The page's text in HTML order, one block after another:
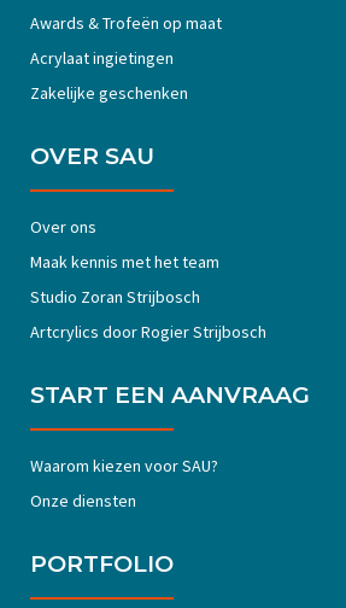
Awards & Trofeën op maat
Acrylaat ingietingen
Zakelijke geschenken
OVER SAU
Over ons
Maak kennis met het team
Studio Zoran Strijbosch
Artcrylics door Rogier Strijbosch
START EEN AANVRAAG
Waarom kiezen voor SAU?
Onze diensten
PORTFOLIO